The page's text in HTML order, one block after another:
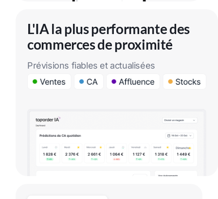
L'IA la plus performante des
commerces de proximité
Prévisions fiables et actualisées